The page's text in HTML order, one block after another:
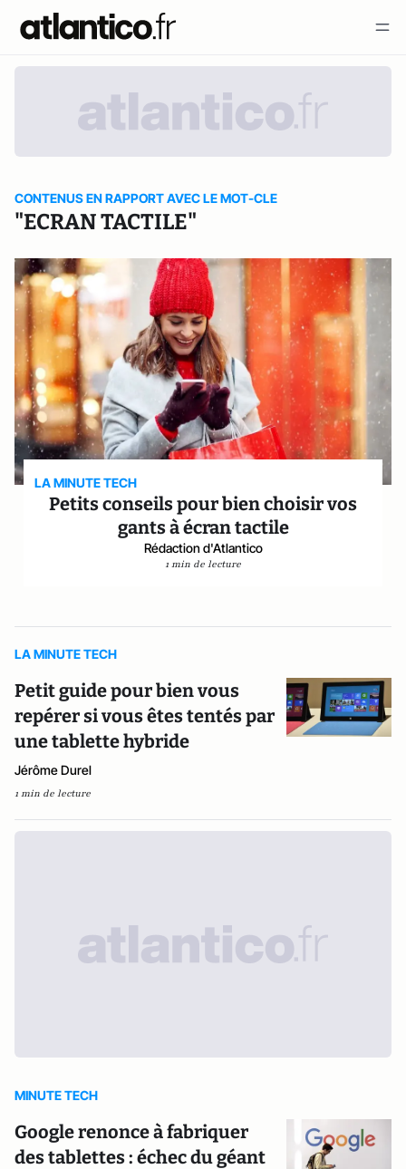
CONTENUS EN RAPPORT AVEC LE MOT-CLE
"ECRAN TACTILE"
LA MINUTE TECH
Petits conseils pour bien choisir vos
gants à écran tactile
Rédaction d'Atlantico
1 min de lecture
LA MINUTE TECH
Petit guide pour bien vous
repérer si vous êtes tentés par
une tablette hybride
Jérôme Durel
1 min de lecture
MINUTE TECH
Google renonce à fabriquer
des tablettes : échec du géant